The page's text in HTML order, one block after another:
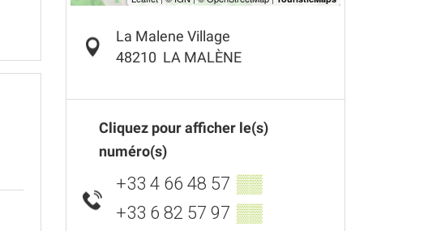
La Malene Village
48210 LA MALÈNE
Cliquez pour afficher le(s)
numéro(s)
+33 4 66 48 57 ▒▒
+33 6 82 57 97 ▒▒